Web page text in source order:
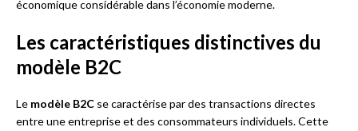
économique considérable dans l’économie moderne.
Les caractéristiques distinctives du
modèle B2C
Le modèle B2C se caractérise par des transactions directes
entre une entreprise et des consommateurs individuels. Cette